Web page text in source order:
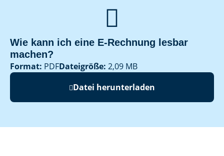

Wie kann ich eine E-Rechnung lesbar
machen?
Format: PDFDateigröße: 2,09 MB
Datei herunterladen